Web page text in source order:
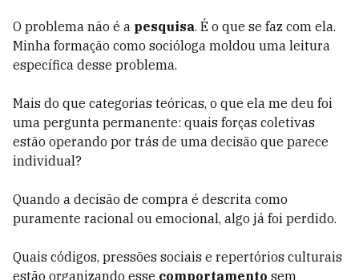
O problema não é a pesquisa. É o que se faz com ela.
Minha formação como socióloga moldou uma leitura
específica desse problema.
Mais do que categorias teóricas, o que ela me deu foi
uma pergunta permanente: quais forças coletivas
estão operando por trás de uma decisão que parece
individual?
Quando a decisão de compra é descrita como
puramente racional ou emocional, algo já foi perdido.
Quais códigos, pressões sociais e repertórios culturais
estão organizando esse comportamento sem